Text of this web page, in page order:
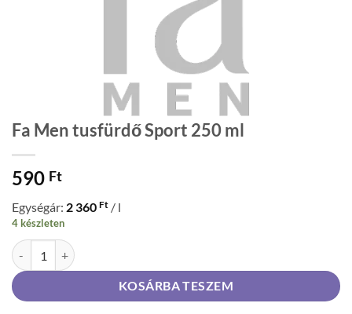
Fa Men tusfürdő Sport 250 ml
590 Ft
Egységár: 2 360 Ft / l
4 készleten
Fa Men tusfürdő Sport 250 ml mennyiség
KOSÁRBA TESZEM